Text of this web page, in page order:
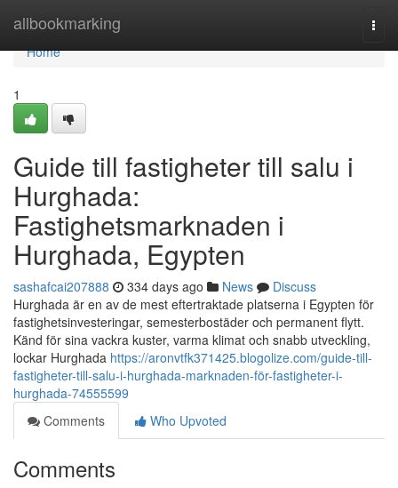
allbookmarking
Home
Home
1
Guide till fastigheter till salu i
Hurghada:
Fastighetsmarknaden i
Hurghada, Egypten
sashafcai207888 334 days ago News
Discuss
Hurghada är en av de mest eftertraktade platserna i Egypten för
fastighetsinvesteringar, semesterbostäder och permanent flytt.
Känd för sina vackra kuster, varma klimat och snabb utveckling,
lockar Hurghada https://aronvtfk371425.blogolize.com/guide-till-
fastigheter-till-salu-i-hurghada-marknaden-för-fastigheter-i-
hurghada-74555599
Comments
Who Upvoted
Comments